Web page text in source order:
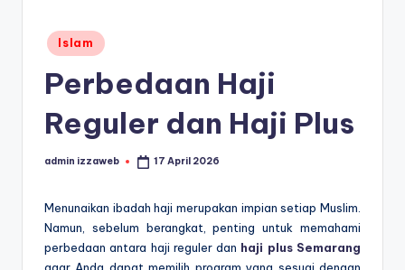
Posted
in
Islam
Perbedaan Haji
Reguler dan Haji Plus
Posted
admin izzaweb 17 April 2026
Menunaikan ibadah haji merupakan impian setiap Muslim.
Namun, sebelum berangkat, penting untuk memahami
perbedaan antara haji reguler dan haji plus Semarang
agar Anda dapat memilih program yang sesuai dengan